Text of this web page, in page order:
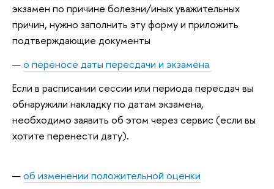
экзамен по причине болезни/иных уважительных
причин, нужно заполнить эту форму и приложить
подтверждающие документы
о переносе даты пересдачи и экзамена
Если в расписании сессии или периода пересдач вы
обнаружили накладку по датам экзамена,
необходимо заявить об этом через сервис (если вы
хотите перенести дату).
об изменении положительной оценки